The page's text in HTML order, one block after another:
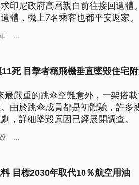
印尼政府高層親自前往接回遺體
體，機上7名乘客也都平安返家。
...
死 目擊者稱飛機垂直墜毀住宅
嚴重的跳傘空難意外，一架搭
由於跳傘成員都是初體驗，許多
，詳細墜毀原因已經展開調查。
...
目標2030年取代10％航空用油